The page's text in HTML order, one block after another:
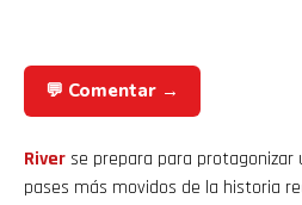
💬 Comentar →
Riverse prepara para protagonizar
pases más movidos de la historia